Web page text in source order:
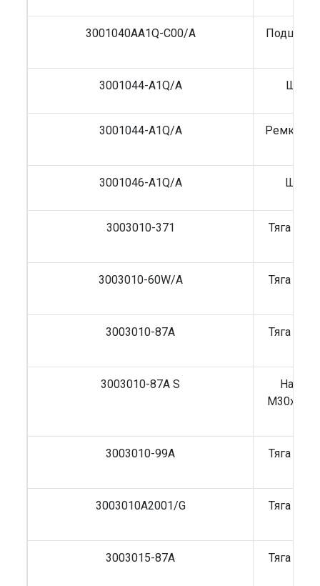
3001040AA1Q-C00/A
3001044-A1Q/A
3001044-A1Q/A
3001046-A1Q/A
3003010-371 Тяга
3003010-60W/A Тяга
3003010-87A Тяга
3003010-87A S
M30x1,5
3003010-99A
Тяга
3003010A2001/G Тяга
3003015-87A Тяга